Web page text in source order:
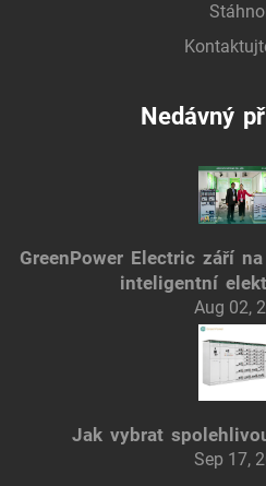
Nedávný
GreenPower Electric září
inteligentní
Aug 02,
Jak vybrat
Sep 17,